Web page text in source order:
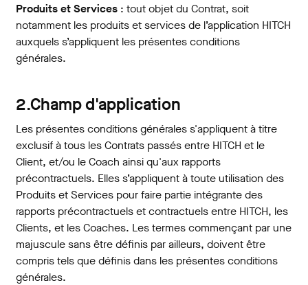
Produits et Services : tout objet du Contrat, soit
notamment les produits et services de l’application HITCH
auxquels s’appliquent les présentes conditions
générales.
2.Champ d'application
Les présentes conditions générales s'appliquent à titre
exclusif à tous les Contrats passés entre HITCH et le
Client, et/ou le Coach ainsi qu'aux rapports
précontractuels. Elles s’appliquent à toute utilisation des
Produits et Services pour faire partie intégrante des
rapports précontractuels et contractuels entre HITCH, les
Clients, et les Coaches. Les termes commençant par une
majuscule sans être définis par ailleurs, doivent être
compris tels que définis dans les présentes conditions
générales.